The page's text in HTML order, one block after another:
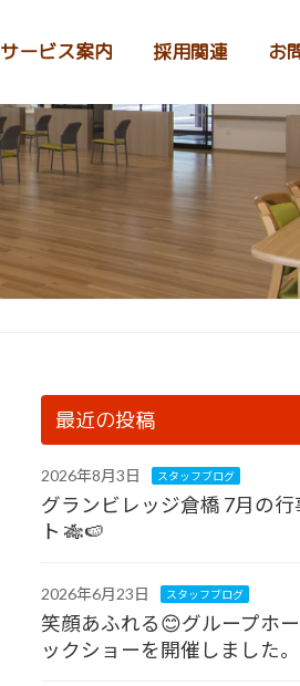
サービス案内 採用関連 お
最近の投稿
2026年8月3日 スタッフブログ
グランビレッジ倉橋 7月の行
ト 🎋🍉
2026年6月23日 スタッフブログ
笑顔あふれる😊グループホ
ックショーを開催しました。